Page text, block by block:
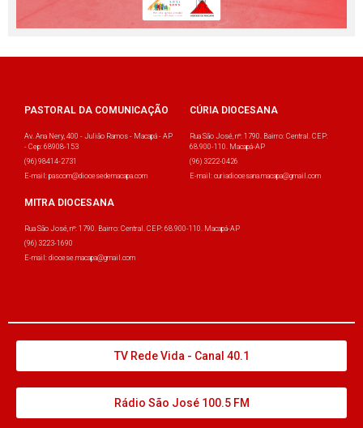
PASTORAL DA COMUNICAÇÃO
Av. Ana Nery, 400 - Julião Ramos - Macapá - AP
- Cep: 68908-153
(96) 98414-2731
E-mail: pascom@diocesedemacapa.com
CÚRIA DIOCESANA
Rua São José, nº: 1790. Bairro: Central. CEP:
68.900-110. Macapá-AP
(96) 3222-0426
E-mail: curiadiocesana.macapa@gmail.com
MITRA DIOCESANA
Rua São José, nº: 1790. Bairro: Central. CEP: 68.900-110. Macapá-AP
(96) 3223-1690
E-mail: diocese.macapa@gmail.com
TV Rede Vida - Canal 40.1
Rádio São José 100.5 FM